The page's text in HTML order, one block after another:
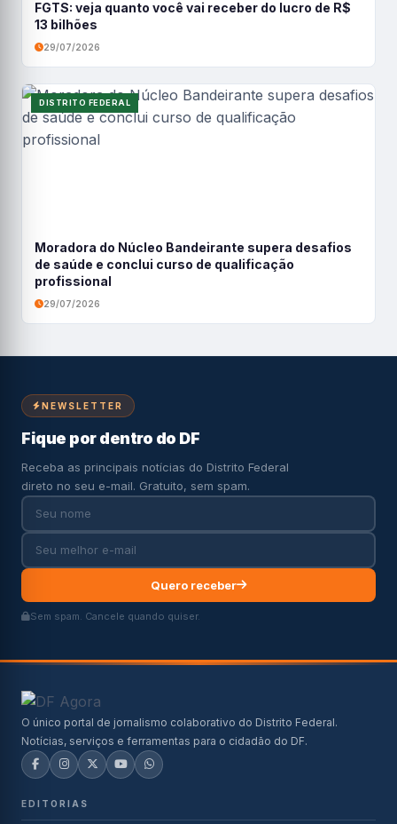
FGTS: veja quanto você vai receber do lucro de R$
13 bilhões
29/07/2026
DISTRITO FEDERAL
Moradora do Núcleo Bandeirante supera desafios
de saúde e conclui curso de qualificação
profissional
29/07/2026
NEWSLETTER
Fique por dentro do DF
Receba as principais notícias do Distrito Federal
direto no seu e-mail. Gratuito, sem spam.
Quero receber
Sem spam. Cancele quando quiser.
O único portal de jornalismo colaborativo do Distrito Federal.
Notícias, serviços e ferramentas para o cidadão do DF.
EDITORIAS